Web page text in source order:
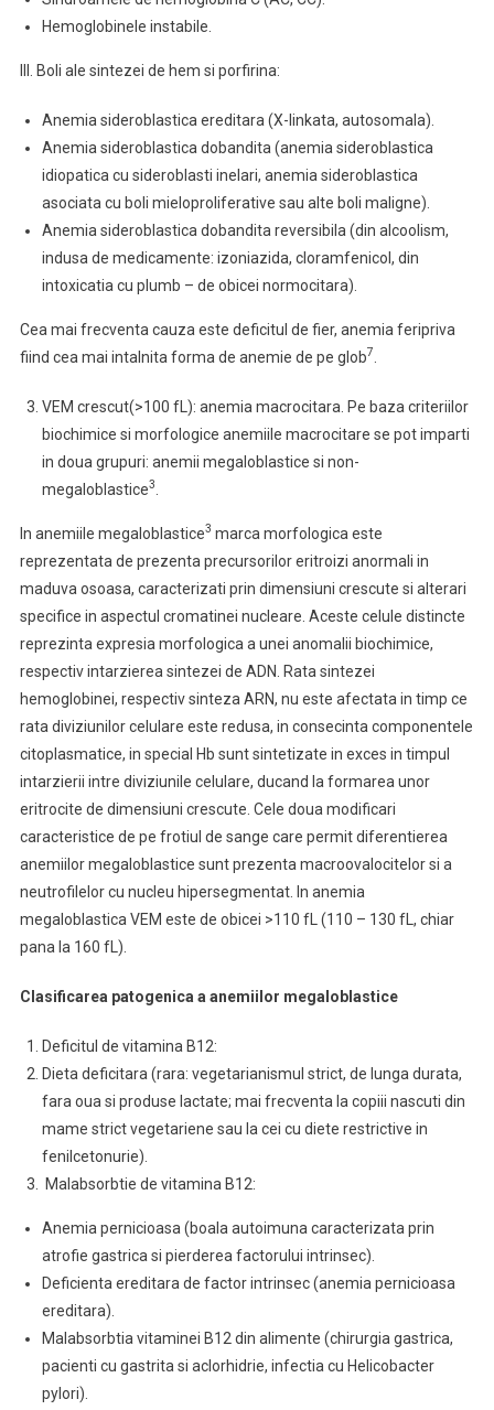
Hemoglobinele instabile.
III. Boli ale sintezei de hem si porfirina:
Anemia sideroblastica ereditara (X-linkata, autosomala).
Anemia sideroblastica dobandita (anemia sideroblastica
idiopatica cu sideroblasti inelari, anemia sideroblastica
asociata cu boli mieloproliferative sau alte boli maligne).
Anemia sideroblastica dobandita reversibila (din alcoolism,
indusa de medicamente: izoniazida, cloramfenicol, din
intoxicatia cu plumb – de obicei normocitara).
Cea mai frecventa cauza este deficitul de fier, anemia feripriva
fiind cea mai intalnita forma de anemie de pe glob7
VEM crescut(>100 fL): anemia macrocitara. Pe baza criteriilor
biochimice si morfologice anemiile macrocitare se pot imparti
in doua grupuri: anemii megaloblastice si non-
megaloblastice3
In anemiile megaloblastice3 marca morfologica este
reprezentata de prezenta precursorilor eritroizi anormali in
maduva osoasa, caracterizati prin dimensiuni crescute si alterari
specifice in aspectul cromatinei nucleare. Aceste celule distincte
reprezinta expresia morfologica a unei anomalii biochimice,
respectiv intarzierea sintezei de ADN. Rata sintezei
hemoglobinei, respectiv sinteza ARN, nu este afectata in timp ce
rata diviziunilor celulare este redusa, in consecinta componentele
citoplasmatice, in special Hb sunt sintetizate in exces in timpul
intarzierii intre diviziunile celulare, ducand la formarea unor
eritrocite de dimensiuni crescute. Cele doua modificari
caracteristice de pe frotiul de sange care permit diferentierea
anemiilor megaloblastice sunt prezenta macroovalocitelor si a
neutrofilelor cu nucleu hipersegmentat. In anemia
megaloblastica VEM este de obicei >110 fL (110 – 130 fL, chiar
pana la 160 fL).
Clasificarea patogenica a anemiilor megaloblastice
Deficitul de vitamina B12:
Dieta deficitara (rara: vegetarianismul strict, de lunga durata,
fara oua si produse lactate; mai frecventa la copiii nascuti din
mame strict vegetariene sau la cei cu diete restrictive in
fenilcetonurie).
Malabsorbtie de vitamina B12:
Anemia pernicioasa (boala autoimuna caracterizata prin
atrofie gastrica si pierderea factorului intrinsec).
Deficienta ereditara de factor intrinsec (anemia pernicioasa
ereditara).
Malabsorbtia vitaminei B12 din alimente (chirurgia gastrica,
pacienti cu gastrita si aclorhidrie, infectia cu Helicobacter
pylori).